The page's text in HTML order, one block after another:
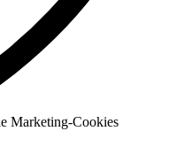
Marketing-Cookies